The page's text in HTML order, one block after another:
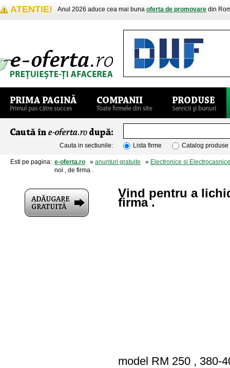
ATENTIE! Anul 2026 aduce cea mai buna oferta de promovare din
Cauta in sectiunile: Lista firme Catalog produse
Esti pe pagina: e-oferta.ro » anunturi gratuite » Electronice si Electrocasnice
noi , de firma .
Vind pentru a
firma .
model RM 250 , 380-